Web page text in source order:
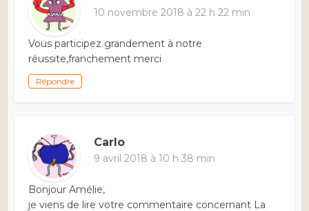
10 novembre 2018 à 22 h 22 min
Vous participez grandement à notre
réussite,franchement merci
Répondre
Carlo
9 avril 2018 à 10 h 38 min
Bonjour Amélie,
je viens de lire votre commentaire concernant La